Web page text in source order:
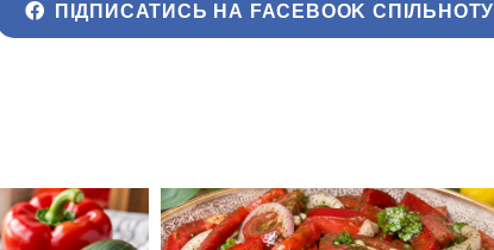
ПІДПИСАТИСЬ НА FACEBOOK СПІЛЬНОТУ